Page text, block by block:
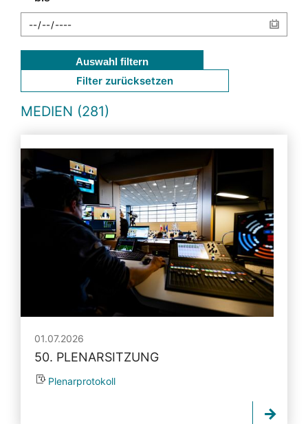
Auswahl filtern
Filter zurücksetzen
MEDIEN (281)
01.07.2026
50. PLENARSITZUNG
Plenarprotokoll